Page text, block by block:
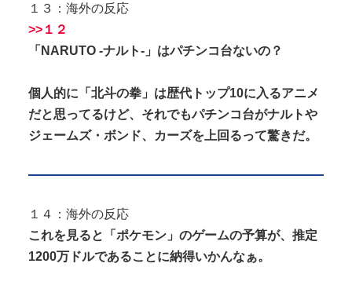
１３：海外の反応
>>１２
「NARUTO -ナルト-」はパチンコ台ないの？
個人的に「北斗の拳」は歴代トップ10に入るアニメ
だと思ってるけど、それでもパチンコ台がナルトや
ジェームズ・ボンド、カーズを上回るって驚きだ。
１４：海外の反応
これを見ると「ポケモン」のゲームの予算が、推定
1200万ドルであることに納得いかんなぁ。